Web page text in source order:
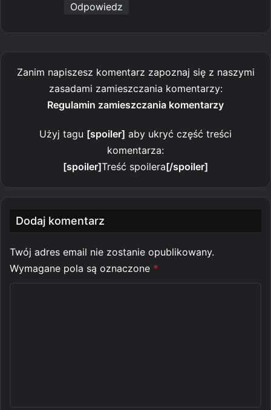
Odpowiedz
Zanim napiszesz komentarz zapoznaj się z naszymi
zasadami zamieszczania komentarzy:
Regulamin zamieszczania komentarzy
Użyj tagu [spoiler] aby ukryć część treści
komentarza:
[spoiler]Treść spoilera[/spoiler]
Dodaj komentarz
Twój adres email nie zostanie opublikowany.
Wymagane pola są oznaczone *